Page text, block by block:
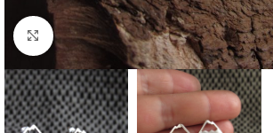
Clic para ampliar